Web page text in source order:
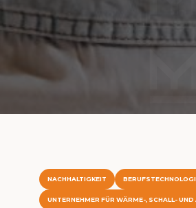
NACHHALTIGKEIT
UNTERNEHMER FÜR WÄRME-, SCHALL-